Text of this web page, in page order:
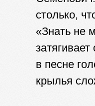
столько,
«Знать не
в песне
крылья